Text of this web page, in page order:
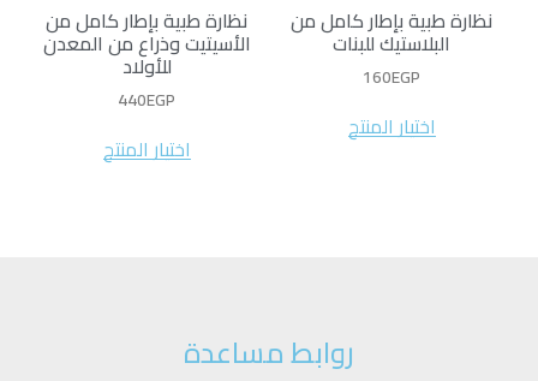
نظارة طبية بإطار كامل من
البلاستيك للبنات
160EGP
اختيار المنتج
نظارة طبية بإطار كامل من
الأسيتيت وذراع من المعدن
للأولاد
440EGP
اختيار المنتج
روابط مساعدة